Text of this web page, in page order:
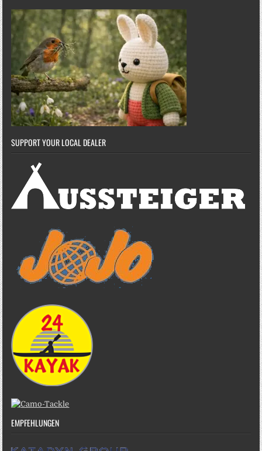
SUPPORT YOUR LOCAL DEALER
EMPFEHLUNGEN